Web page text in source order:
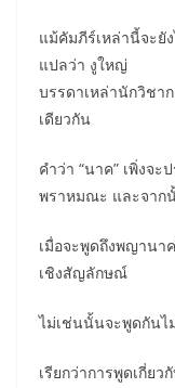
แม้คัมภีร์เหล่านี้จะยั
แปลว่า งูใหญ่
บรรดาเหล่านักวิชา
เดียวกัน
คำว่า “นาค” เพิ่งจ
พราหมณะ และจาก
เมื่อจะพูดถึงพญานา
เชิงสัญลักษณ์
ไม่เช่นนั้นจะพูดกันไ
เรียกว่าการพูดเกี่ย